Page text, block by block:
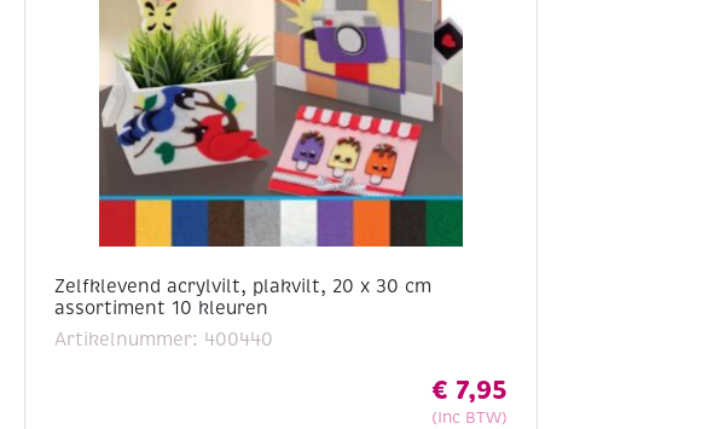
Zelfklevend acrylvilt, plakvilt, 20 x 30 cm
assortiment 10 kleuren
Artikelnummer: 400440
€ 7,95
(Inc BTW)